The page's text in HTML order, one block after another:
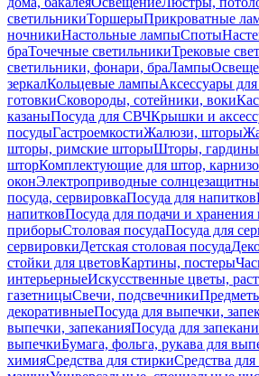
светильникиТоршерыПрикроватные
ночникиНастольные лампыСпоты
браТочечные светильникиТрековые
светильники, фонари, браЛампы
зеркалКольцевые лампыАксессуары
готовкиСковороды, сотейники, воки
казаныПосуда для СВЧКрышки и
посудыГастроемкостиЖалюзи, шторы
шторы, римские шторыШторы, гардины
шторКомплектующие для штор,
оконЭлектроприводные
посуда, сервировкаПосуда для напитков
напитковПосуда для подачи и хранения
приборыСтоловая посудаПосуда для
сервировкиДетская столовая посуда
стойки для цветовКартины, постеры
интерьерныеИскусственные цветы,
газетницыСвечи, подсвечники
декоративныеПосуда для выпечки,
выпечки, запеканияПосуда для
выпечкиБумага, фольга, рукава для
химияСредства для стиркиСредства